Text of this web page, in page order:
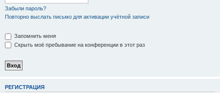
Забыли пароль?
Повторно выслать письмо для активации учётной записи
Запомнить меня
Скрыть моё пребывание на конференции в этот раз
РЕГИСТРАЦИЯ